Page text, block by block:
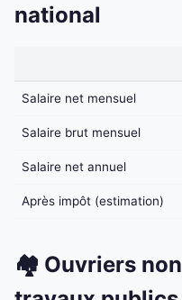
national
Salaire net mensuel
Salaire brut mensuel
Salaire net annuel
Après impôt (estimation)
🏘️ Ouvriers